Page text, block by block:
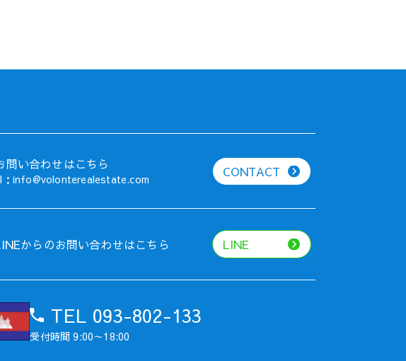
問い合わせはこちら
：info@volonterealestate.com
CONTACT
からのお問い合わせはこちら LINE
TEL 093-802-133
受付時間 9:00～18:00